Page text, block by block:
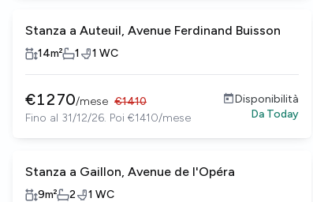
Stanza a Auteuil, Avenue Ferdinand Buisson
14m² 1 1 WC
€1270/mese €1410
Fino al 31/12/26. Poi €1410/mese
Disponibilità
Da Today
Stanza a Gaillon, Avenue de l'Opéra
9m² 2 1 WC